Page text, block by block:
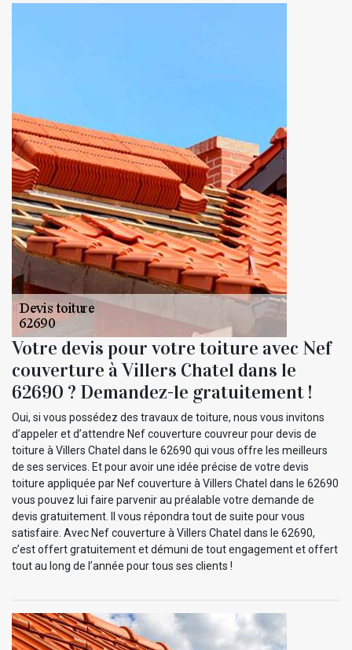
Votre devis pour votre toiture avec Nef
couverture à Villers Chatel dans le
62690 ? Demandez-le gratuitement !
Oui, si vous possédez des travaux de toiture, nous vous invitons
d’appeler et d’attendre Nef couverture couvreur pour devis de
toiture à Villers Chatel dans le 62690 qui vous offre les meilleurs
de ses services. Et pour avoir une idée précise de votre devis
toiture appliquée par Nef couverture à Villers Chatel dans le 62690
vous pouvez lui faire parvenir au préalable votre demande de
devis gratuitement. Il vous répondra tout de suite pour vous
satisfaire. Avec Nef couverture à Villers Chatel dans le 62690,
c’est offert gratuitement et démuni de tout engagement et offert
tout au long de l’année pour tous ses clients !